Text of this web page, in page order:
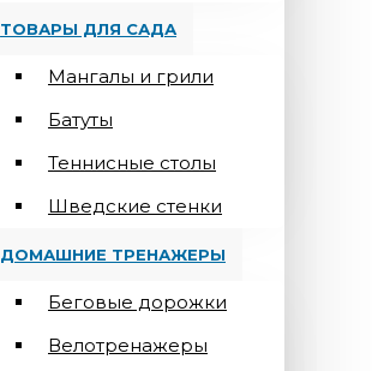
ТОВАРЫ ДЛЯ САДА
Мангалы и грили
Батуты
Теннисные столы
Шведские стенки
ДОМАШНИЕ ТРЕНАЖЕРЫ
Беговые дорожки
Велотренажеры